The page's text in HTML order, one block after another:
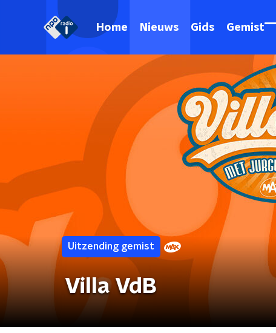
Home Nieuws Gids Gemist
Uitzending gemist
Villa VdB